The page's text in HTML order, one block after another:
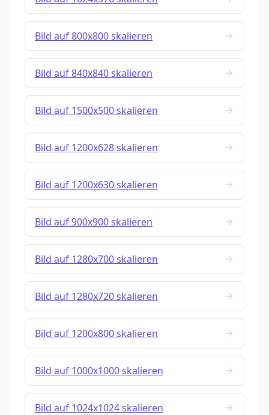
Bild auf 800x800 skalieren
Bild auf 840x840 skalieren
Bild auf 1500x500 skalieren
Bild auf 1200x628 skalieren
Bild auf 1200x630 skalieren
Bild auf 900x900 skalieren
Bild auf 1280x700 skalieren
Bild auf 1280x720 skalieren
Bild auf 1200x800 skalieren
Bild auf 1000x1000 skalieren
Bild auf 1024x1024 skalieren